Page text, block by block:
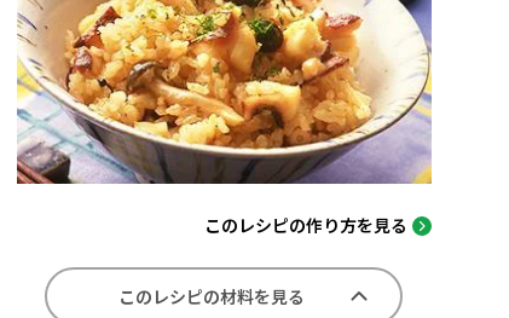
このレシピの作り方を見る
このレシピの材料を見る